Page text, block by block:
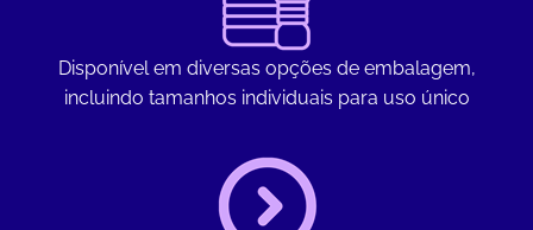
Disponível em diversas opções de embalagem,
incluindo tamanhos individuais para uso único